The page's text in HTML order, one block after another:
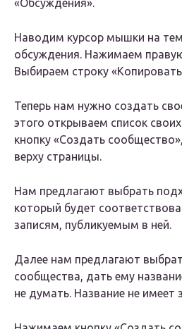
«Обсуждения».
Наводим курсор мышки на
обсуждения. Нажимаем
Выбираем строку
Теперь нам нужно создать
этого открываем список
кнопку «Создать
верху страницы.
Нам предлагают выбрать
который будет
записям, публикуемым в ней.
Далее нам предлагают
сообщества, дать ему
не думать. Название не имеет